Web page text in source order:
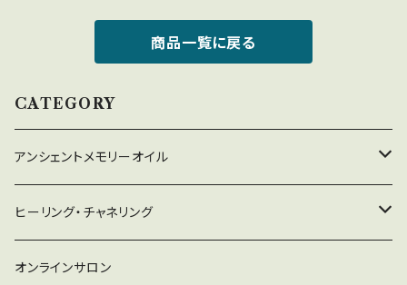
商品一覧に戻る
CATEGORY
アンシェントメモリーオイル
守り救うシリーズ
2022年新作オイル
ヒーリング・チャネリング
チャネリング
オンラインサロン